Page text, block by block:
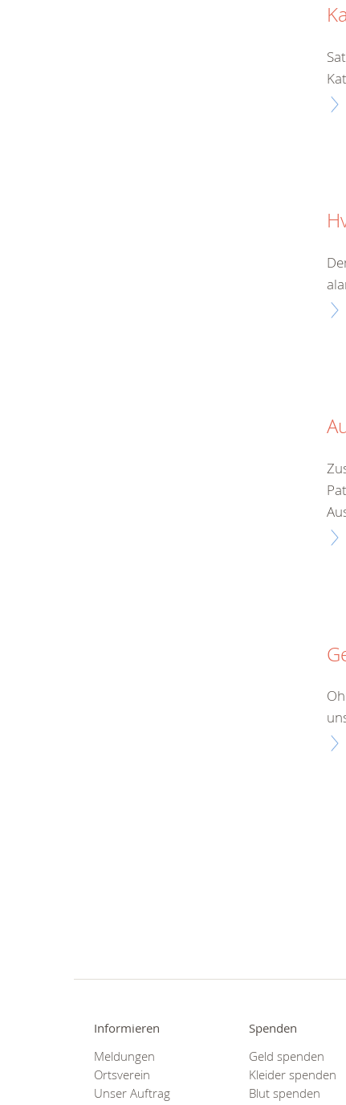
Informieren
Meldungen
Ortsverein
Unser Auftrag
Spenden
Geld spenden
Kleider spenden
Blut spenden